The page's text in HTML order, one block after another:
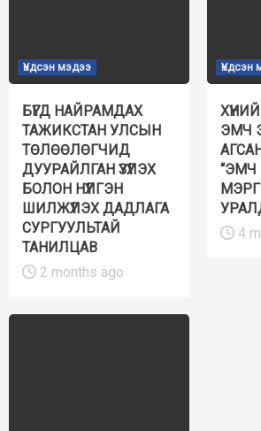
Үндсэн мэдээ
БҮГД НАЙРАМДАХ
ТАЖИКСТАН УЛСЫН
ТӨЛӨӨЛӨГЧИД
ДУУРАЙЛГАН ҮЗҮҮЛЭХ
БОЛОН НҮҮЛГЭН
ШИЛЖҮҮЛЭХ ДАДЛАГА
СУРГУУЛЬТАЙ
ТАНИЛЦАВ
2 months ago
Үндсэн
ЭМЧ
4